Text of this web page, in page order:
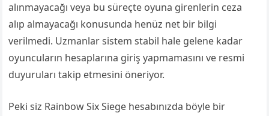
alınmayacağı veya bu süreçte oyuna girenlerin ceza
alıp almayacağı konusunda henüz net bir bilgi
verilmedi. Uzmanlar sistem stabil hale gelene kadar
oyuncuların hesaplarına giriş yapmamasını ve resmi
duyuruları takip etmesini öneriyor.
Peki siz Rainbow Six Siege hesabınızda böyle bir